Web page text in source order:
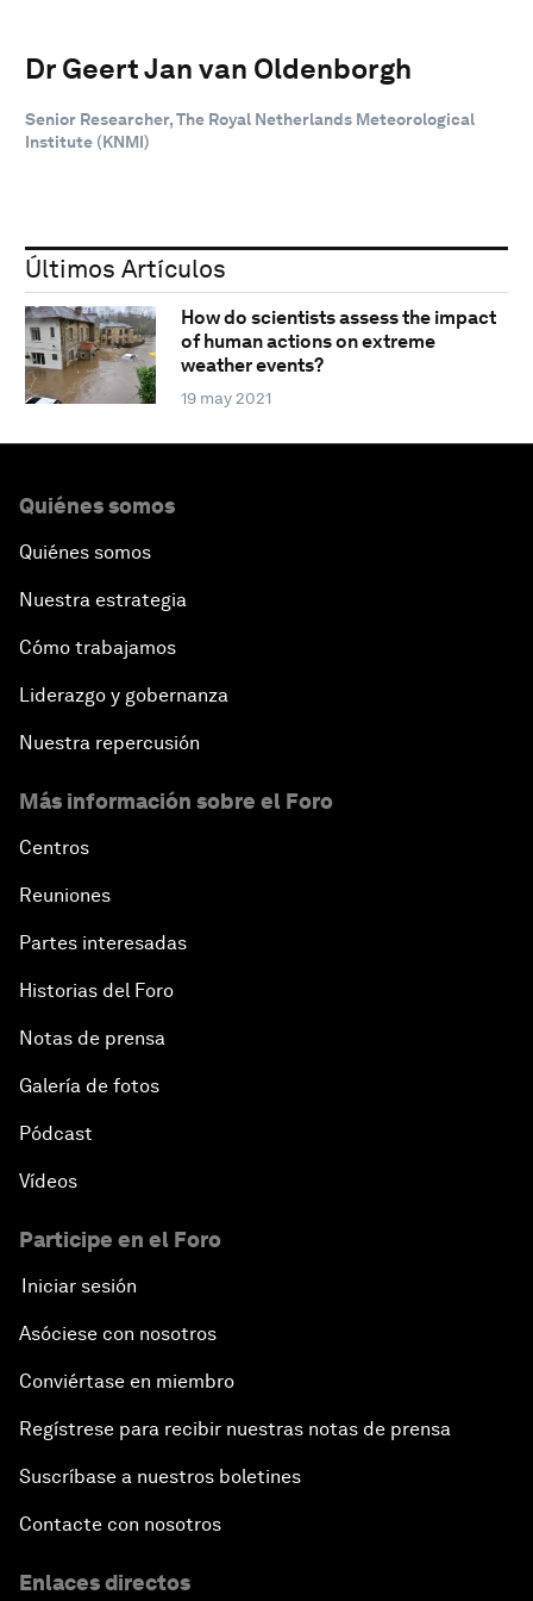
Dr Geert Jan van Oldenborgh
Senior Researcher, The Royal Netherlands Meteorological
Institute (KNMI)
Últimos Artículos
How do scientists assess the impact
of human actions on extreme
weather events?
19 may 2021
Quiénes somos
Quiénes somos
Nuestra estrategia
Cómo trabajamos
Liderazgo y gobernanza
Nuestra repercusión
Más información sobre el Foro
Centros
Reuniones
Partes interesadas
Historias del Foro
Notas de prensa
Galería de fotos
Pódcast
Vídeos
Participe en el Foro
Iniciar sesión
Asóciese con nosotros
Conviértase en miembro
Regístrese para recibir nuestras notas de prensa
Suscríbase a nuestros boletines
Contacte con nosotros
Enlaces directos